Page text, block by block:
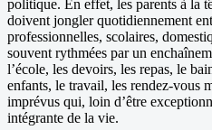
politique. En effet, les parents à la
doivent jongler quotidiennement
professionnelles, scolaires,
souvent rythmées par un
l’école, les devoirs, les repas, le
enfants, le travail, les rendez-vous
imprévus qui, loin d’être
intégrante de la vie.